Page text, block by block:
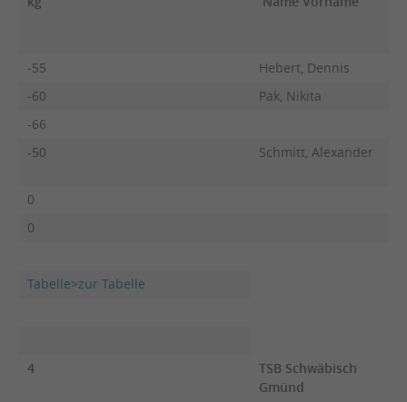
-55
Hebert, Dennis
-60
Pak, Nikita
-66
-50
Schmitt, Alexander
0
0
Tabelle>zur Tabelle
4
TSB Schwäbisch
Gmünd